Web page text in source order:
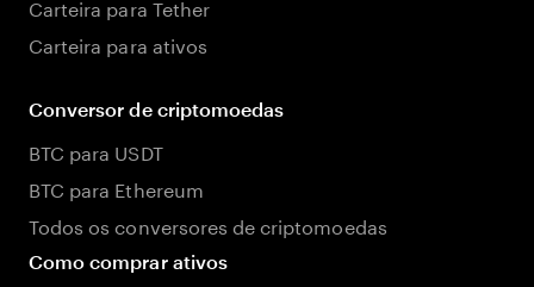
Carteira para Tether
Carteira para ativos
Conversor de criptomoedas
BTC para USDT
BTC para Ethereum
Todos os conversores de criptomoedas
Como comprar ativos